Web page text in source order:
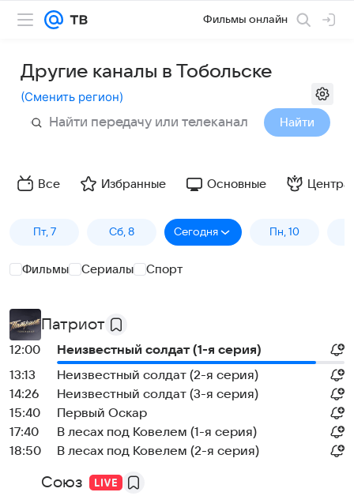
Фильмы онлайн
Другие каналы в Тобольске
(Сменить регион)
Найти
Все Избранные Основные
Пт, 7 Сб, 8 Сегодня Пн, 10
Фильмы Сериалы Спорт
Патриот
12:00
Неизвестный солдат (1-я серия)
13:13
Неизвестный солдат (2-я серия)
14:26
Неизвестный солдат (3-я серия)
15:40
Первый Оскар
17:40
В лесах под Ковелем (1-я серия)
18:50
В лесах под Ковелем (2-я серия)
Союз